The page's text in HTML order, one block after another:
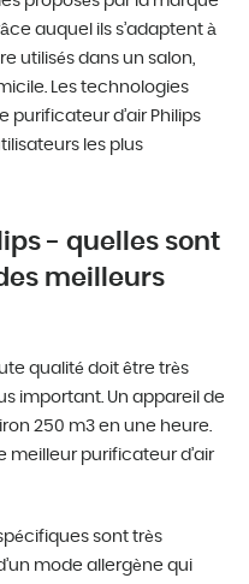
auquel ils s’adaptent à
utilisés dans un salon,
Les technologies
purificateur d’air Philips
les plus
- quelles sont
meilleurs
qualité doit être très
important. Un appareil de
250 m3 en une heure.
meilleur purificateur d’air
sont très
mode allergène qui